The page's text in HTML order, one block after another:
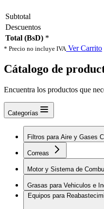
Subtotal
Descuentos
Total (BsD) *
* Precio no incluye IVA Ver Carrito
Cátalogo de
Encuentra los productos que
Categorías
Filtros para Aire y Gases
Correas
Motor y Sistema de
Grasas para Vehiculos e
Equipos para